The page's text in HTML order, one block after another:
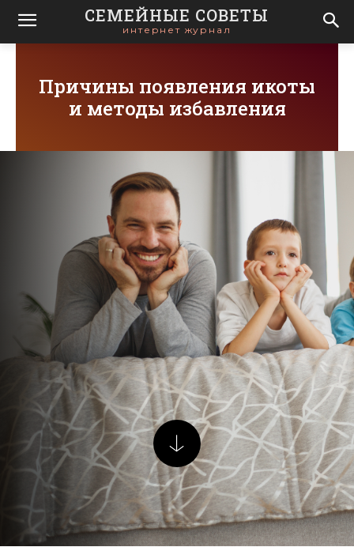
СЕМЕЙНЫЕ СОВЕТЫ
интернет журнал
Причины появления икоты
и методы избавления